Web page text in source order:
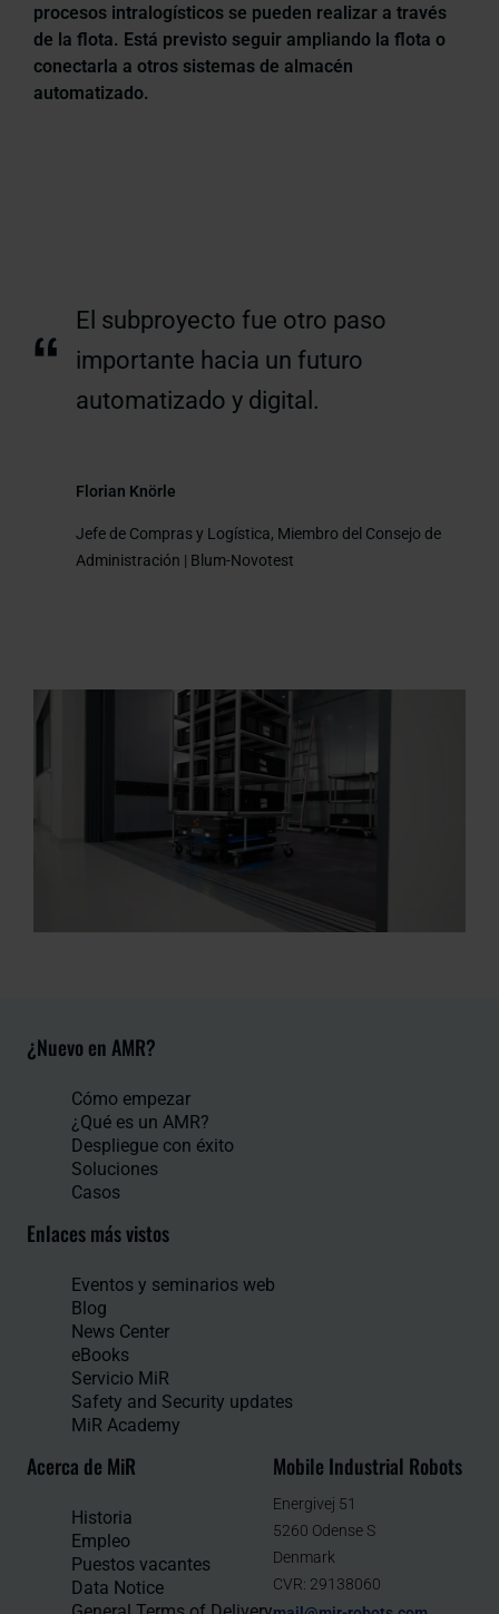
procesos intralogísticos se pueden realizar a través
de la flota. Está previsto seguir ampliando la flota o
conectarla a otros sistemas de almacén
automatizado.
“
El subproyecto fue otro paso
importante hacia un futuro
automatizado y digital.
Florian Knörle
Jefe de Compras y Logística, Miembro del Consejo de
Administración | Blum-Novotest
¿Nuevo en AMR?
Cómo empezar
¿Qué es un AMR?
Despliegue con éxito
Soluciones
Casos
Enlaces más vistos
Eventos y seminarios web
Blog
News Center
eBooks
Servicio MiR
Safety and Security updates
MiR Academy
Acerca de MiR
Historia
Empleo
Puestos vacantes
Data Notice
Mobile Industrial Robots
Energivej 51
5260 Odense S
Denmark
CVR: 29138060